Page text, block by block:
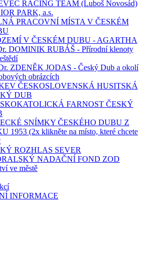
RACING TEAM (Luboš Novosád)
PARK, a.s.
PRACOVNÍ MÍSTA V ČESKÉM
V ČESKÉM DUBU - AGARTHA
DOMINIK RUBÁŠ - Přírodní klenoty
ZDENĚK JODAS - Český Dub a okolí
obrázcích
ČESKOSLOVENSKÁ HUSITSKÁ
DUB
FARNOST ČESKÝ
SNÍMKY ČESKÉHO DUBU Z
1953 (2x klikněte na místo, které chcete
ROZHLAS SEVER
NADAČNÍ FOND ZOD
ve městě
INFORMACE